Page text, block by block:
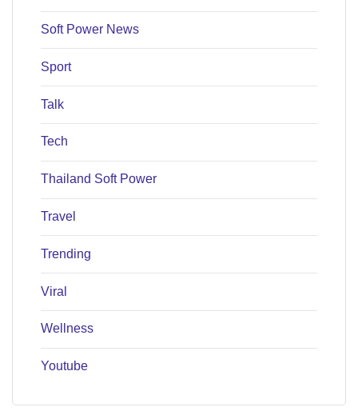
Soft Power News
Sport
Talk
Tech
Thailand Soft Power
Travel
Trending
Viral
Wellness
Youtube